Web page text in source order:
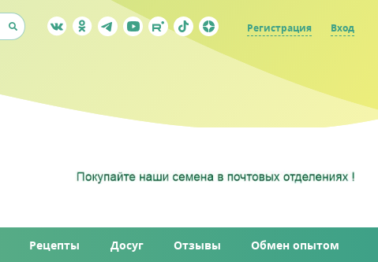
Регистрация Вход
Рецепты Досуг Отзывы Обмен опытом